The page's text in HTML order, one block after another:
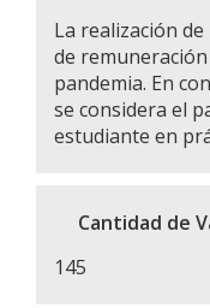
La realización
de
pandemia. En
se considera el
estudiante en
Cantidad de
145